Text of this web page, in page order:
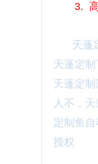
3. 高端
天蓬
天蓬定
天蓬定
人不，
定制鱼
授权